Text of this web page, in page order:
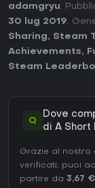
adamgryu.
30 lug 2019.
Sharing, Steam
Achievements,
Steam
Q
Dove
di A Short
Grazie al nostro
verificati, puoi
partire da 3,67 €